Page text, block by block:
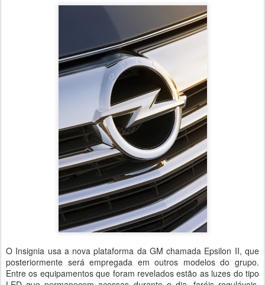
O Insignia usa a nova plataforma da GM chamada Epsilon II, que
posteriormente será empregada em outros modelos do grupo.
Entre os equipamentos que foram revelados estão as luzes do tipo